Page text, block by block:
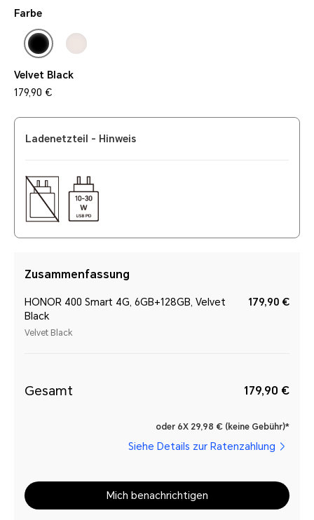
Farbe
Velvet Black
179,90 €
Ladenetzteil - Hinweis
Zusammenfassung
HONOR 400 Smart 4G, 6GB+128GB, Velvet
Black
Velvet Black
179,90 €
Gesamt 179,90 €
oder 6X 29,98 € (keine Gebühr)*
Siehe Details zur Ratenzahlung
Mich benachrichtigen